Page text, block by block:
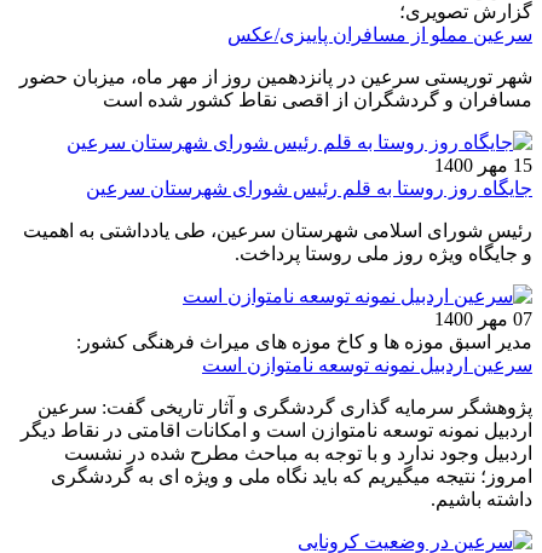
گزارش تصویری؛
سرعین مملو از مسافران پاییزی/عکس
شهر توریستی سرعین در پانزدهمین روز از مهر ماه، میزبان حضور
مسافران و گردشگران از اقصی نقاط کشور شده است
15 مهر 1400
جایگاه روز روستا به قلم رئیس شورای شهرستان سرعین
رئیس شورای اسلامی شهرستان سرعین، طی یادداشتی به اهمیت
و جایگاه ویژه روز ملی روستا پرداخت.
07 مهر 1400
مدیر اسبق موزه ها و کاخ موزه های میراث فرهنگی کشور:
سرعین اردبیل نمونه توسعه نامتوازن است
پژوهشگر سرمایه گذاری گردشگری و آثار تاریخی گفت: سرعین
اردبیل نمونه توسعه نامتوازن است و امکانات اقامتی در نقاط دیگر
اردبیل وجود ندارد و با توجه به مباحث مطرح شده در نشست
امروز؛ نتیجه میگیریم که باید نگاه ملی و ویژه ای به گردشگری
داشته باشیم.